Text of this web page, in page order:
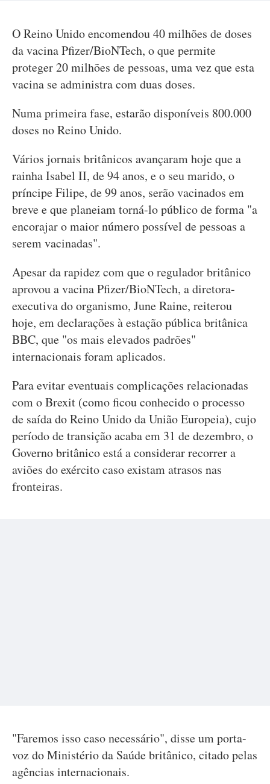
O Reino Unido encomendou 40 milhões de doses
da vacina Pfizer/BioNTech, o que permite
proteger 20 milhões de pessoas, uma vez que esta
vacina se administra com duas doses.
Numa primeira fase, estarão disponíveis 800.000
doses no Reino Unido.
Vários jornais britânicos avançaram hoje que a
rainha Isabel II, de 94 anos, e o seu marido, o
príncipe Filipe, de 99 anos, serão vacinados em
breve e que planeiam torná-lo público de forma "a
encorajar o maior número possível de pessoas a
serem vacinadas".
Apesar da rapidez com que o regulador britânico
aprovou a vacina Pfizer/BioNTech, a diretora-
executiva do organismo, June Raine, reiterou
hoje, em declarações à estação pública britânica
BBC, que "os mais elevados padrões"
internacionais foram aplicados.
Para evitar eventuais complicações relacionadas
com o Brexit (como ficou conhecido o processo
de saída do Reino Unido da União Europeia), cujo
período de transição acaba em 31 de dezembro, o
Governo britânico está a considerar recorrer a
aviões do exército caso existam atrasos nas
fronteiras.
"Faremos isso caso necessário", disse um porta-
voz do Ministério da Saúde britânico, citado pelas
agências internacionais.